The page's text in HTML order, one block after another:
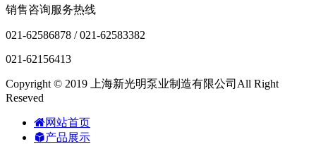
销售咨询服务热线
021-62586878 / 021-62583382
021-62156413
Copyright © 2019 上海新光明泵业制造有限公司All Right
Reseved
网站首页
产品展示